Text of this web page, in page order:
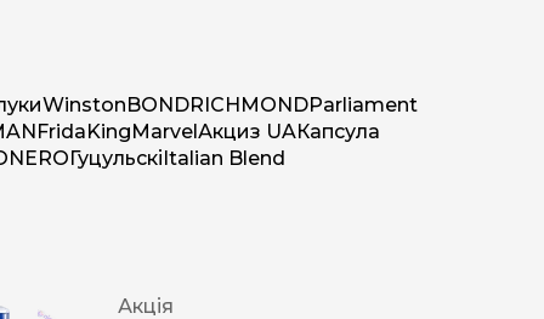
WinstonBONDRICHMONDParliament
FridaKingMarvelАкциз UAКапсула
NEROГуцульскіItalian Blend
Акція